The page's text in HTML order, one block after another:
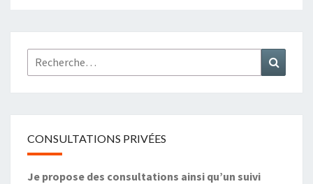
Rechercher :
CONSULTATIONS PRIVÉES
Je propose des consultations ainsi qu’un suivi